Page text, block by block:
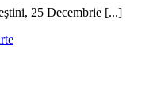
25 Decembrie [...]